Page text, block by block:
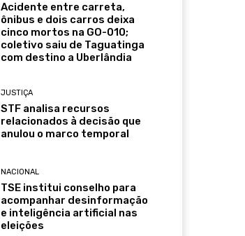
Acidente entre carreta,
ônibus e dois carros deixa
cinco mortos na GO-010;
coletivo saiu de Taguatinga
com destino a Uberlândia
JUSTIÇA
STF analisa recursos
relacionados à decisão que
anulou o marco temporal
NACIONAL
TSE institui conselho para
acompanhar desinformação
e inteligência artificial nas
eleições